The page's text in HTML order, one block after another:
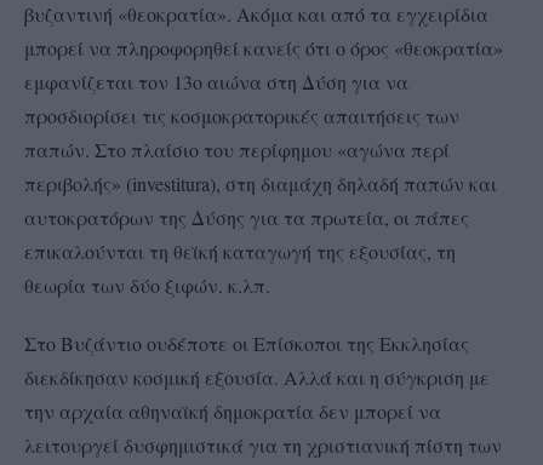
βυζαντινή «θεοκρατία». Ακόμα και από τα εγχειρίδια
μπορεί να πληροφορηθεί κανείς ότι ο όρος «θεοκρατία»
εμφανίζεται τον 13ο αιώνα στη Δύση για να
προσδιορίσει τις κοσμοκρατορικές απαιτήσεις των
παπών. Στο πλαίσιο του περίφημου «αγώνα περί
περιβολής» (investitura), στη διαμάχη δηλαδή παπών και
αυτοκρατόρων της Δύσης για τα πρωτεία, οι πάπες
επικαλούνται τη θεϊκή καταγωγή της εξουσίας, τη
θεωρία των δύο ξιφών. κ.λπ.
Στο Βυζάντιο ουδέποτε οι Επίσκοποι της Εκκλησίας
διεκδίκησαν κοσμική εξουσία. Αλλά και η σύγκριση με
την αρχαία αθηναϊκή δημοκρατία δεν μπορεί να
λειτουργεί δυσφημιστικά για τη χριστιανική πίστη των